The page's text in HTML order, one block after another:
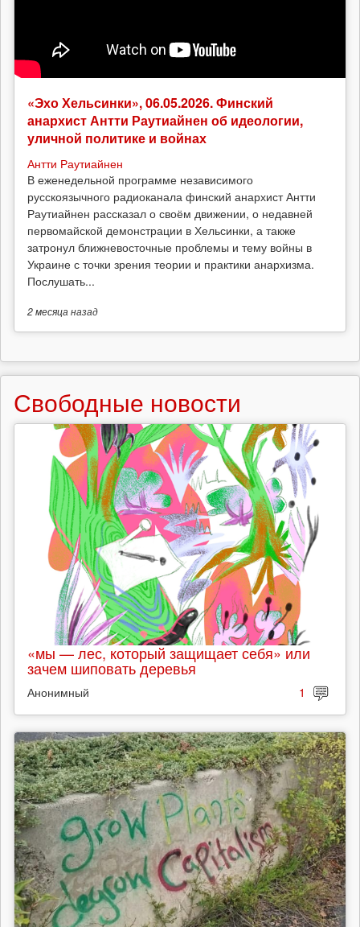
«Эхо Хельсинки», 06.05.2026. Финский
анархист Антти Раутиайнен об идеологии,
уличной политике и войнах
Антти Раутиайнен
В еженедельной программе независимого
русскоязычного радиоканала финский анархист Антти
Раутиайнен рассказал о своём движении, о недавней
первомайской демонстрации в Хельсинки, а также
затронул ближневосточные проблемы и тему войны в
Украине с точки зрения теории и практики анархизма.
Послушать...
2 месяцаназад
Свободные новости
«мы — лес, который защищает себя» или
зачем шиповать деревья
Анонимный 1